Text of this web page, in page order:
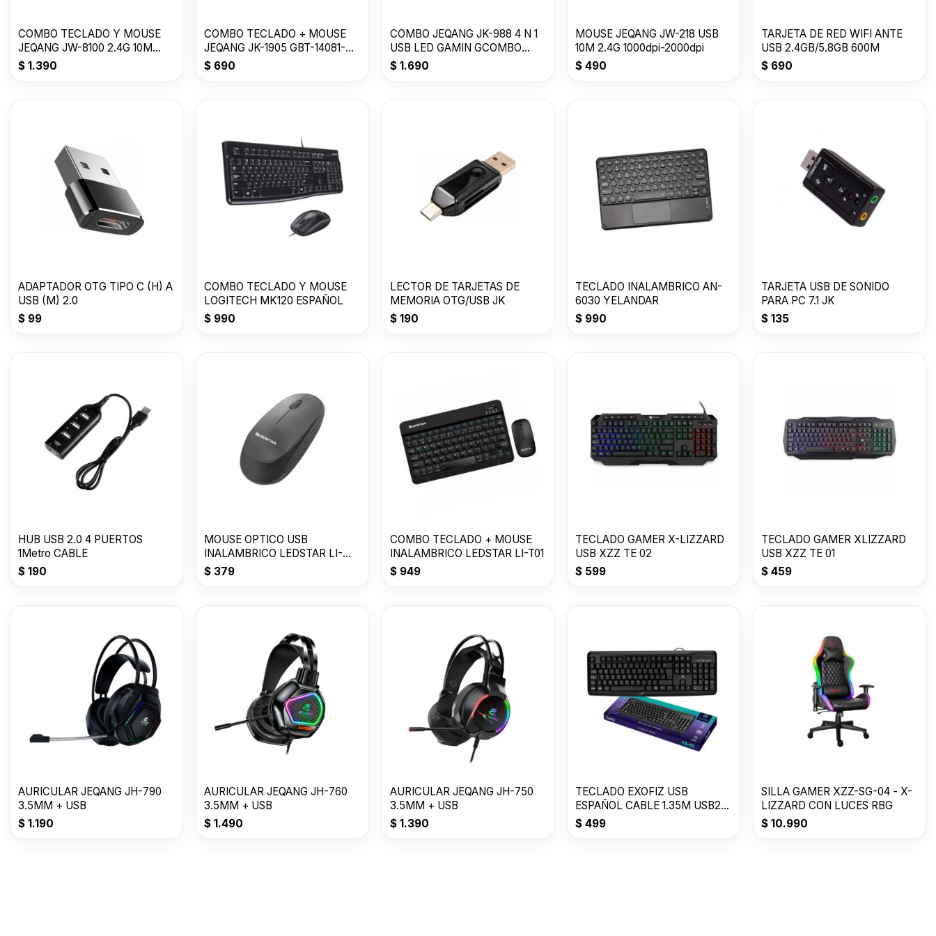
COMBO TECLADO Y MOUSE
JEQANG JW-8100 2.4G 10M
USB GTB-14081-
$ 1.390
COMBO TECLADO + MOUSE
JEQANG JK-1905 GBT-14081-
2010
$690
COMBO JEQANG JK-988 4 N 1
USB LED GAMIN GCOMBO
GB/T 26245-20
$1.690
MOUSE JEQANG JW-218 USB
10M 2.4G 1000dpi-2000dpi
$ 490
TARJETA DE RED WIFI ANTE
USB 2.4GB/5.8GB 600M
$ 690
ADAPTADOR OTG TIPO C (H) A
USB (M) 2.0
$ 99
COMBO TECLADO Y MOUSE
LOGITECH MK120 ESPAÑOL
$990
LECTOR DE TARJETAS DE
MEMORIA OTG/USB JK
$190
TECLADO INALAMBRICO AN-
6030 YELANDAR
$ 990
TARJETA USB DE SONIDO
PARA PC 7.1 JK
$ 135
HUB USB 2.0 4 PUERTOS
1Metro CABLE
$ 190
MOUSE OPTICO USB
INALAMBRICO LEDSTAR LI-
M02
$379
COMBO TECLADO + MOUSE
INALAMBRICO LEDSTAR LI-T01
$949
TECLADO GAMER X-LIZZARD
USB XZZ TE 02
$ 599
TECLADO GAMER XLIZZARD
USB XZZ TE 01
$ 459
AURICULAR JEQANG JH-790
3.5MM + USB
$ 1.190
AURICULAR JEQANG JH-760
3.5MM + USB
$1.490
AURICULAR JEQANG JH-750
3.5MM + USB
$1.390
TECLADO EXOFIZ USB
ESPAÑOL CABLE 1.35M USB2.0
TE-01
$ 499
SILLA GAMER XZZ-SG-04 - X-
LIZZARD CON LUCES RBG
$ 10.990